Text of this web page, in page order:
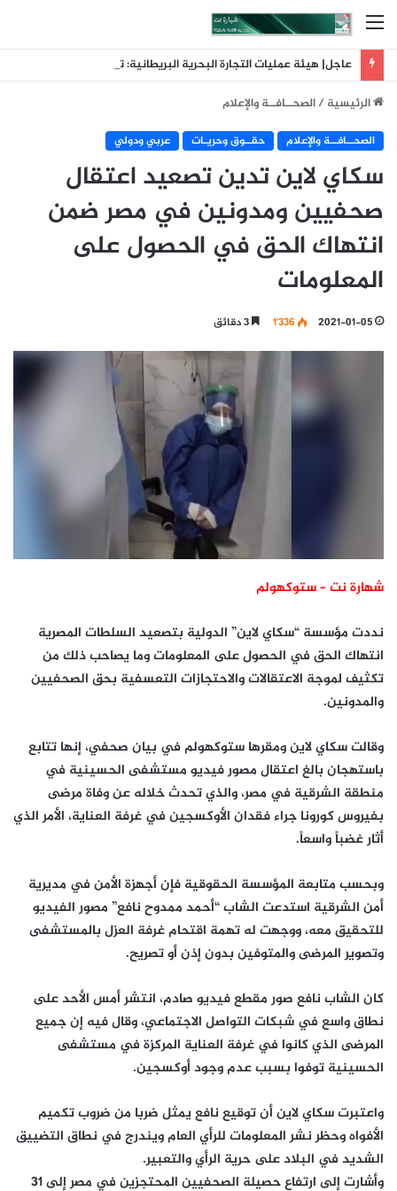
القائمة
الرئيسية/الصحــافــة والإعلام
الصحــافــة والإعلام حقــوق وحريـات عربي ودولي
سكاي لاين تدين تصعيد اعتقال
صحفيين ومدونين في مصر ضمن
انتهاك الحق في الحصول على
المعلومات
2021-01-05 1٬336
شهارة نت – ستوكهولم
نددت مؤسسة “سكاي لاين” الدولية بتصعيد السلطات المصرية
انتهاك الحق في الحصول على المعلومات وما يصاحب ذلك من
تكثيف لموجة الاعتقالات والاحتجازات التعسفية بحق الصحفيين
والمدونين.
وقالت سكاي لاين ومقرها ستوكهولم في بيان صحفي، إنها تتابع
باستهجان بالغ اعتقال مصور فيديو مستشفى الحسينية في
منطقة الشرقية في مصر، والذي تحدث خلاله عن وفاة مرضى
بفيروس كورونا جراء فقدان الأوكسجين في غرفة العناية، الأمر الذي
أثار غضباً واسعاً.
وبحسب متابعة المؤسسة الحقوقية فإن أجهزة الأمن في مديرية
أمن الشرقية استدعت الشاب “أحمد ممدوح نافع” مصور الفيديو
للتحقيق معه، ووجهت له تهمة اقتحام غرفة العزل بالمستشفى
وتصوير المرضى والمتوفين بدون إذن أو تصريح.
كان الشاب نافع صور مقطع فيديو صادم، انتشر أمس الأحد على
نطاق واسع في شبكات التواصل الاجتماعي، وقال فيه إن جميع
المرضى الذي كانوا في غرفة العناية المركزة في مستشفى
الحسينية توفوا بسبب عدم وجود أوكسجين.
واعتبرت سكاي لاين أن توقيع نافع يمثل ضربا من ضروب تكميم
الأفواه وحظر نشر المعلومات للرأي العام ويندرج في نطاق التضييق
الشديد في البلاد على حرية الرأي والتعبير.
وأشارت إلى ارتفاع حصيلة الصحفيين المحتجزين في مصر إلى 31